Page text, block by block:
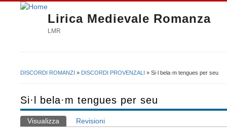
Lirica Medievale Romanza
LMR
DISCORDI ROMANZI » DISCORDI PROVENZALI » Si·l bela·m tengues per seu
Si·l bela·m tengues per seu
Visualizza (scheda attiva)
Revisioni